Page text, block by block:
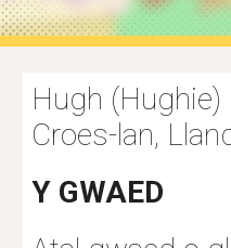
Hugh
Croes-lan,
Y GWAED